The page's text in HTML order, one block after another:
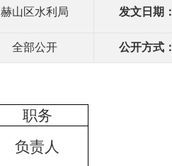
赫山区水利局 发文日期：
全部公开 公开方式：
职务
负责人